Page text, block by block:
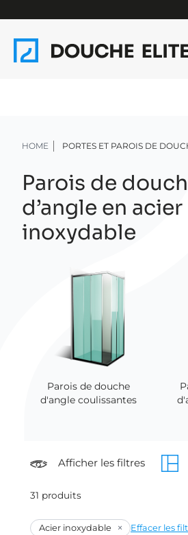
HOME PORTES ET PAROIS DE
Parois de
d’angle en acier
inoxydable
Parois de douche
d'angle coulissantes
Afficher les filtres
31 produits
Acier inoxydable × Effacer les